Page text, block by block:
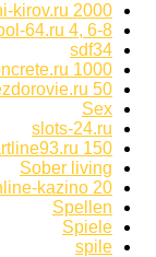
kirov.ru 2000
64.ru 4, 6-8
sdf34
1000
50
Sex
slots-24.ru
150
Sober living
kazino 20
Spellen
Spiele
spile